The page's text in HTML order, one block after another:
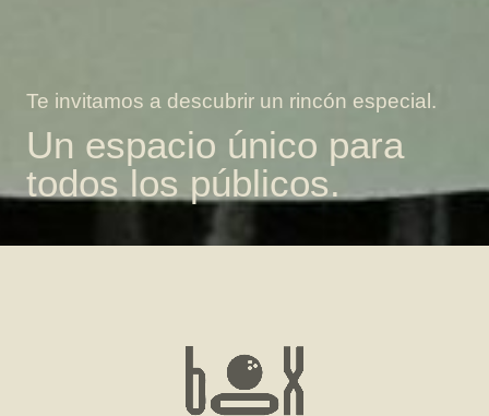
Te invitamos a descubrir un rincón especial.
Un espacio único para
todos los públicos.